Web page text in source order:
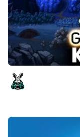
Работаем на